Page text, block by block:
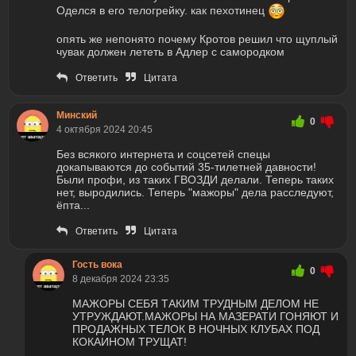
Оделся в его телогрейку. как пехотинец
опять же непонято почему Кротов решил что щуплый
чувак должен лететь в Адлер с самородком
Ответить Цитата
Минский
4 октября 2024 20:45
0
Без всякого интернета и соцсетей спецы
докапываются до событий 35-тилетней давности!
Были профи, из таких ГВОЗДИ делали. Теперь таких
нет, выродились. Теперь "мажоры" дела расследуют,
ёпта...
Ответить Цитата
Гость вока
8 декабря 2024 23:35
0
МАЖОРЫ СЕБЯ ТАКИМ ТРУДНЫМ ДЕЛОМ НЕ
УТРУЖДАЮТ.МАЖОРЫ НА МАЗЕРАТИ ГОНЯЮТ И
ПРОДАЖНЫХ ТЕЛОК В НОЧНЫХ КЛУБАХ ПОД
КОКАИНОМ ТРУЩАТ!